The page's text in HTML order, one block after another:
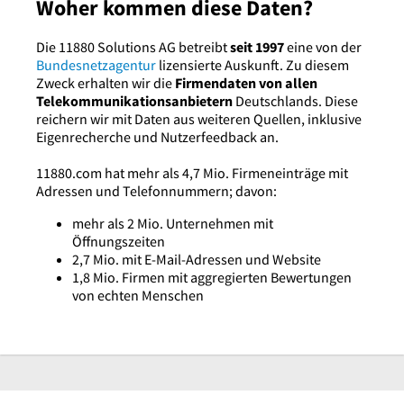
Woher kommen diese Daten?
Die 11880 Solutions AG betreibtseit 1997eine von der
Bundesnetzagentur lizensierte Auskunft. Zu diesem
Zweck erhalten wir die Firmendaten von allen
Telekommunikationsanbietern Deutschlands. Diese
reichern wir mit Daten aus weiteren Quellen, inklusive
Eigenrecherche und Nutzerfeedback an.
11880.com hat mehr als 4,7 Mio. Firmeneinträge mit
Adressen und Telefonnummern; davon:
mehr als 2 Mio. Unternehmen mit
Öffnungszeiten
2,7 Mio. mit E-Mail-Adressen und Website
1,8 Mio. Firmen mit aggregierten Bewertungen
von echten Menschen